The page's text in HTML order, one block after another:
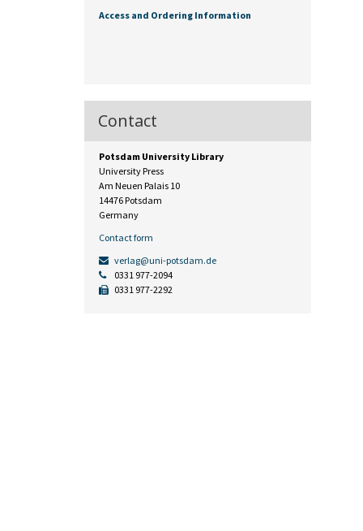
Access and Ordering Information
Contact
Potsdam University Library
University Press
Am Neuen Palais 10
14476 Potsdam
Germany
Contact form
verlag@uni-potsdam.de
0331 977-2094
0331 977-2292